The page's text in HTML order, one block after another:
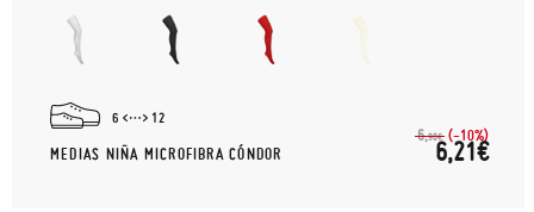
6 12
MEDIAS NIÑA MICROFIBRA CÓNDOR
6,90€ (-10%)
6,21€